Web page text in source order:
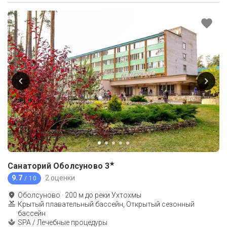
Санаторий Оболсуново 3★
9.7 / 10 2 оценки
Оболсуново · 200 м до реки Ухтохмы
Крытый плавательный бассейн, Открытый сезонный
бассейн
SPA / Лечебные процедуры